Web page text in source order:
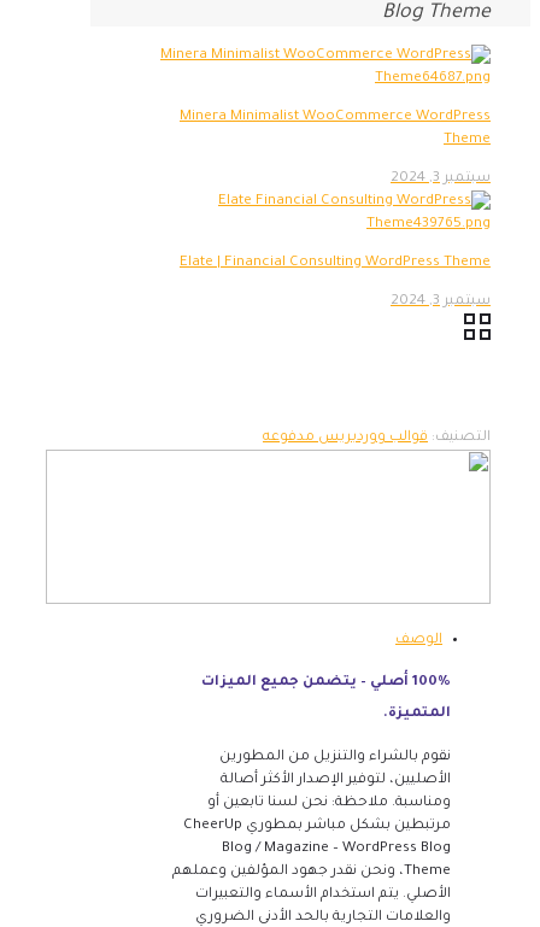
Blog Theme
Minera Minimalist WooCommerce WordPress
Theme
سبتمبر 3, 2024
Elate | Financial Consulting WordPress Theme
سبتمبر 3, 2024
التصنيف: قوالب ووردبريس مدفوعه
الوصف
100% أصلي – يتضمن جميع الميزات
المتميزة.
نقوم بالشراء والتنزيل من المطورين
الأصليين، لتوفير الإصدار الأكثر أصالة
ومناسبة. ملاحظة: نحن لسنا تابعين أو
مرتبطين بشكل مباشر بمطوري CheerUp
Blog / Magazine – WordPress Blog
Theme، ونحن نقدر جهود المؤلفين وعملهم
الأصلي. يتم استخدام الأسماء والتعبيرات
والعلامات التجارية بالحد الأدنى الضروري